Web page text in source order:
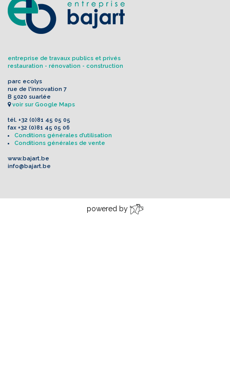
entreprise de travaux publics et privés
restauration - rénovation - construction
parc ecolys
rue de l'innovation 7
B 5020 suarlée
voir sur Google Maps
tél. +32 (0)81 45 05 05
fax +32 (0)81 45 05 06
Conditions générales d’utilisation
Conditions générales de vente
www.bajart.be
info@bajart.be
powered by